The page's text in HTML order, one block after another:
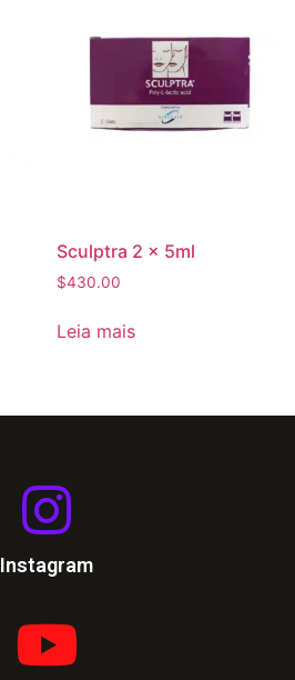
Sculptra 2 x 5ml
$430.00
Leia mais
Instagram